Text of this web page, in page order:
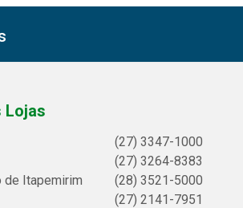
Lojas
(27) 3347-1000
(27) 3264-8383
de Itapemirim
(28) 3521-5000
(27) 2141-7951